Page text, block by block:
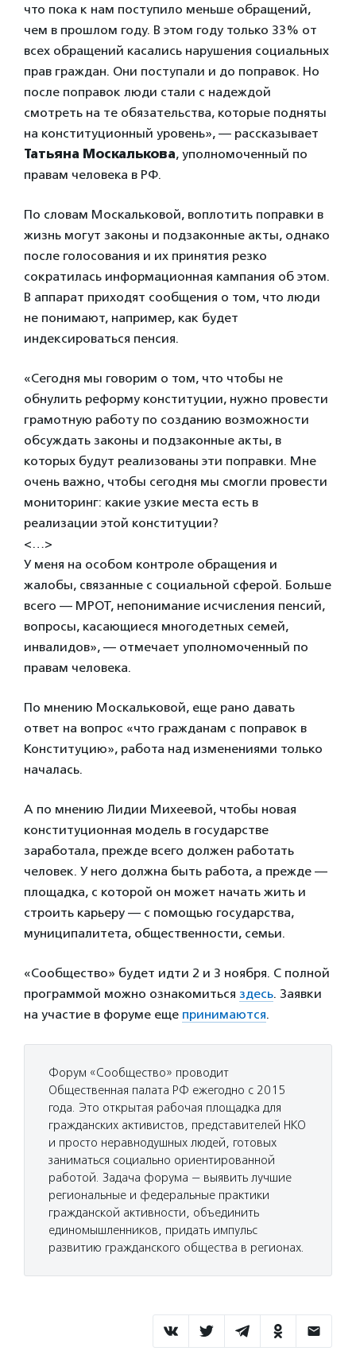
что пока к нам поступило меньше обращений,
чем в прошлом году. В этом году только 33% от
всех обращений касались нарушения социальных
прав граждан. Они поступали и до поправок. Но
после поправок люди стали с надеждой
смотреть на те обязательства, которые подняты
на конституционный уровень», — рассказывает
Татьяна Москалькова, уполномоченный по
правам человека в РФ.
По словам Москальковой, воплотить поправки в
жизнь могут законы и подзаконные акты, однако
после голосования и их принятия резко
сократилась информационная кампания об этом.
В аппарат приходят сообщения о том, что люди
не понимают, например, как будет
индексироваться пенсия.
«Сегодня мы говорим о том, что чтобы не
обнулить реформу конституции, нужно провести
грамотную работу по созданию возможности
обсуждать законы и подзаконные акты, в
которых будут реализованы эти поправки. Мне
очень важно, чтобы сегодня мы смогли провести
мониторинг: какие узкие места есть в
реализации этой конституции?
<…>
У меня на особом контроле обращения и
жалобы, связанные с социальной сферой. Больше
всего — МРОТ, непонимание исчисления пенсий,
вопросы, касающиеся многодетных семей,
инвалидов», — отмечает уполномоченный по
правам человека.
По мнению Москальковой, еще рано давать
ответ на вопрос «что гражданам с поправок в
Конституцию», работа над изменениями только
началась.
А по мнению Лидии Михеевой, чтобы новая
конституционная модель в государстве
заработала, прежде всего должен работать
человек. У него должна быть работа, а прежде —
площадка, с которой он может начать жить и
строить карьеру — с помощью государства,
муниципалитета, общественности, семьи.
«Сообщество» будет идти 2 и 3 ноября. С полной
программой можно ознакомиться здесь. Заявки
на участие в форуме еще принимаются.
Форум «Сообщество» проводит
Общественная палата РФ ежегодно с 2015
года. Это открытая рабочая площадка для
гражданских активистов, представителей НКО
и просто неравнодушных людей, готовых
заниматься социально ориентированной
работой. Задача форума — выявить лучшие
региональные и федеральные практики
гражданской активности, объединить
единомышленников, придать импульс
развитию гражданского общества в регионах.